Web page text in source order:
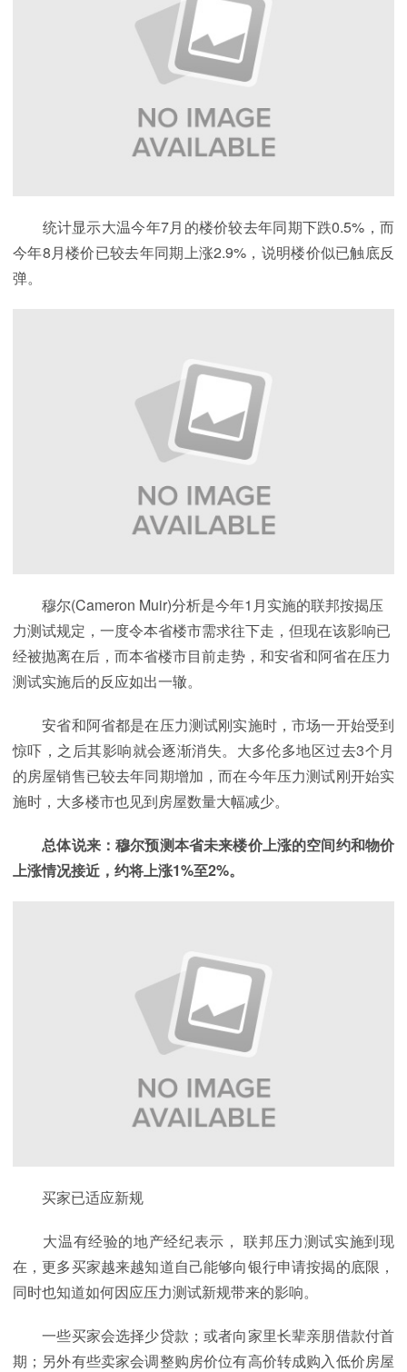
统计显示大温今年7月的楼价较去年同期下跌0.5%，而
今年8月楼价已较去年同期上涨2.9%，说明楼价似已触底反
弹。
穆尔(Cameron Muir)分析是今年1月实施的联邦按揭压
力测试规定，一度令本省楼市需求往下走，但现在该影响已
经被抛离在后，而本省楼市目前走势，和安省和阿省在压力
测试实施后的反应如出一辙。
安省和阿省都是在压力测试刚实施时，市场一开始受到
惊吓，之后其影响就会逐渐消失。大多伦多地区过去3个月
的房屋销售已较去年同期增加，而在今年压力测试刚开始实
施时，大多楼市也见到房屋数量大幅减少。
总体说来：穆尔预测本省未来楼价上涨的空间约和物价
上涨情况接近，约将上涨1%至2%。
买家已适应新规
大温有经验的地产经纪表示， 联邦压力测试实施到现
在，更多买家越来越知道自己能够向银行申请按揭的底限，
同时也知道如何因应压力测试新规带来的影响。
一些买家会选择少贷款；或者向家里长辈亲朋借款付首
期；另外有些卖家会调整购房价位有高价转成购入低价房屋